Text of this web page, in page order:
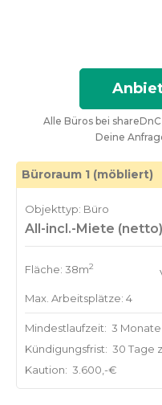
Alle Büros bei
Deine
Büroraum 1 (möbliert)
Objekttyp: Büro
All-incl.-Miete
Fläche: 38m2
Max. Arbeitsplätze: 4
Mindestlaufzeit: 3 Monate
Kündigungsfrist: 30 Tage
Kaution: 3.600,-€